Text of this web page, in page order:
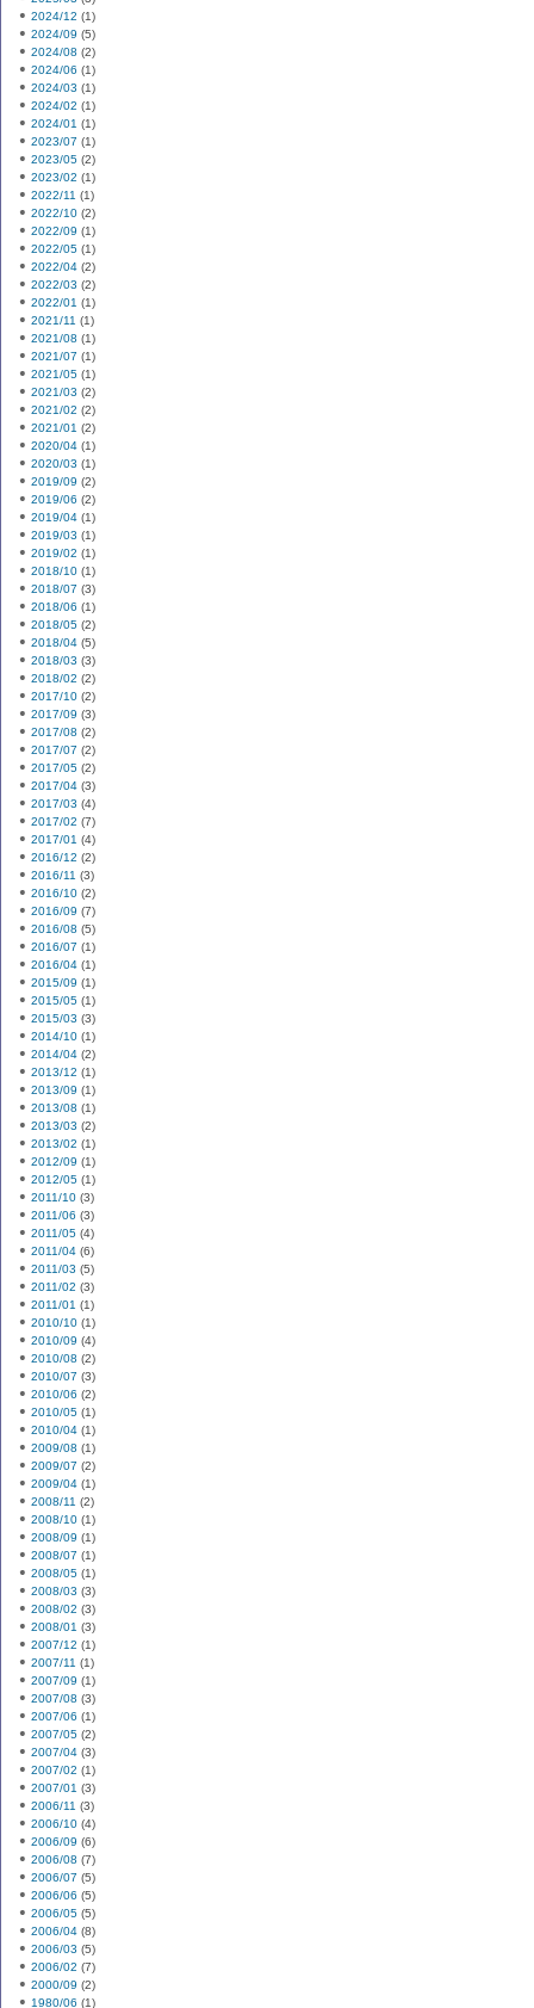
2024/12 (1)
2024/09 (5)
2024/08 (2)
2024/06 (1)
2024/03 (1)
2024/02 (1)
2024/01 (1)
2023/07 (1)
2023/05 (2)
2023/02 (1)
2022/11 (1)
2022/10 (2)
2022/09 (1)
2022/05 (1)
2022/04 (2)
2022/03 (2)
2022/01 (1)
2021/11 (1)
2021/08 (1)
2021/07 (1)
2021/05 (1)
2021/03 (2)
2021/02 (2)
2021/01 (2)
2020/04 (1)
2020/03 (1)
2019/09 (2)
2019/06 (2)
2019/04 (1)
2019/03 (1)
2019/02 (1)
2018/10 (1)
2018/07 (3)
2018/06 (1)
2018/05 (2)
2018/04 (5)
2018/03 (3)
2018/02 (2)
2017/10 (2)
2017/09 (3)
2017/08 (2)
2017/07 (2)
2017/05 (2)
2017/04 (3)
2017/03 (4)
2017/02 (7)
2017/01 (4)
2016/12 (2)
2016/11 (3)
2016/10 (2)
2016/09 (7)
2016/08 (5)
2016/07 (1)
2016/04 (1)
2015/09 (1)
2015/05 (1)
2015/03 (3)
2014/10 (1)
2014/04 (2)
2013/12 (1)
2013/09 (1)
2013/08 (1)
2013/03 (2)
2013/02 (1)
2012/09 (1)
2012/05 (1)
2011/10 (3)
2011/06 (3)
2011/05 (4)
2011/04 (6)
2011/03 (5)
2011/02 (3)
2011/01 (1)
2010/10 (1)
2010/09 (4)
2010/08 (2)
2010/07 (3)
2010/06 (2)
2010/05 (1)
2010/04 (1)
2009/08 (1)
2009/07 (2)
2009/04 (1)
2008/11 (2)
2008/10 (1)
2008/09 (1)
2008/07 (1)
2008/05 (1)
2008/03 (3)
2008/02 (3)
2008/01 (3)
2007/12 (1)
2007/11 (1)
2007/09 (1)
2007/08 (3)
2007/06 (1)
2007/05 (2)
2007/04 (3)
2007/02 (1)
2007/01 (3)
2006/11 (3)
2006/10 (4)
2006/09 (6)
2006/08 (7)
2006/07 (5)
2006/06 (5)
2006/05 (5)
2006/04 (8)
2006/03 (5)
2006/02 (7)
2000/09 (2)
1980/06 (1)